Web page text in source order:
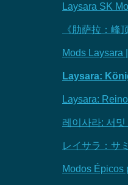
Laysara SK
《肋萨拉：峰
Mods Laysara
Laysara:
Laysara:
레이사라: 서
レイサラ：サ
Modos Épicos